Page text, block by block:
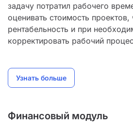
задачу потратил рабочего
оценивать стоимость
рентабельность и при
корректировать рабочий
Узнать больше
Финансовый модуль